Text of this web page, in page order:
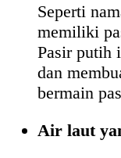
Seperti
memiliki
Pasir putih
dan
bermain
Air laut